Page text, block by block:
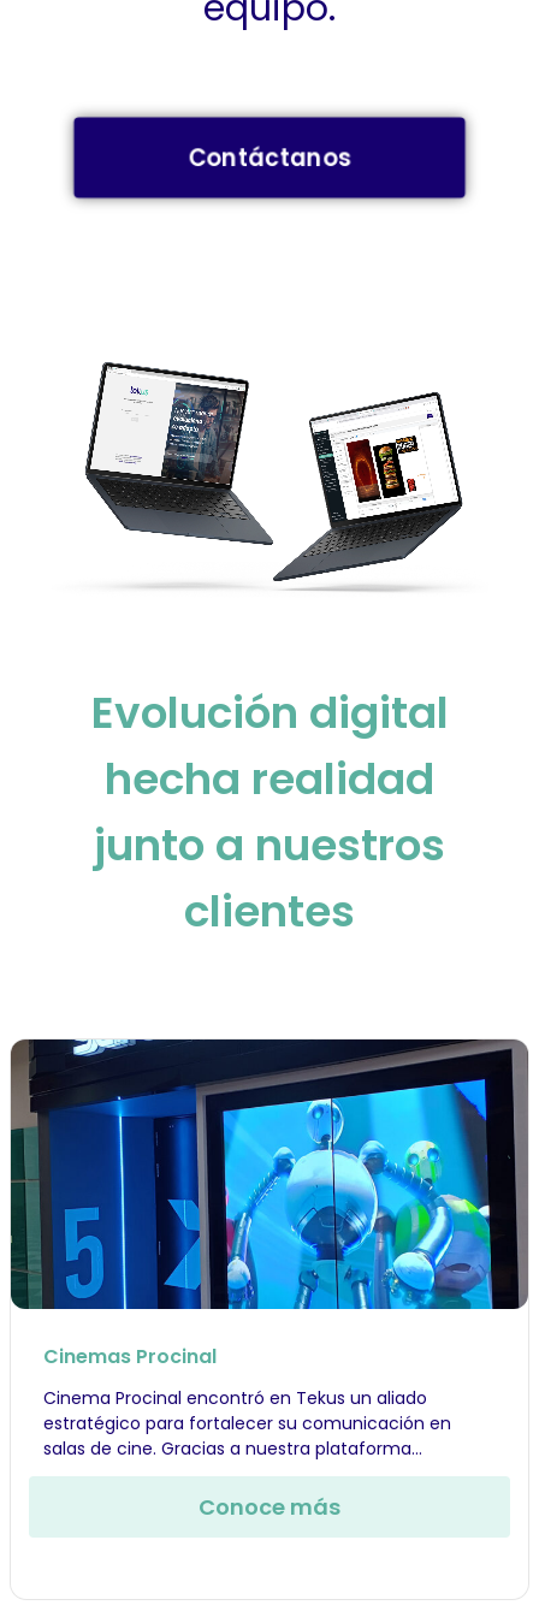
Contáctanos
Evolución digital
hecha realidad
junto a nuestros
clientes
Cinemas Procinal
Cinema Procinal encontró en Tekus un aliado
estratégico para fortalecer su comunicación en
salas de cine. Gracias a nuestra plataforma...
Conoce más